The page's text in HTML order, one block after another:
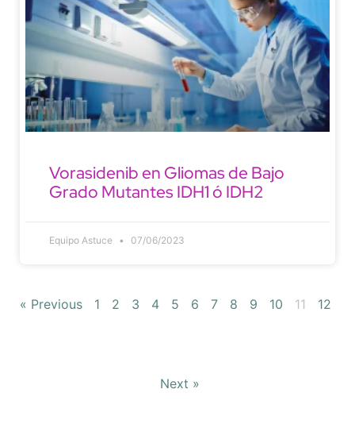
Vorasidenib en Gliomas de Bajo
Grado Mutantes IDH1 ó IDH2
Equipo Astuce 07/06/2023
« Previous 1 2 3 4 5 6 7 8 9 10 11 12
Next »